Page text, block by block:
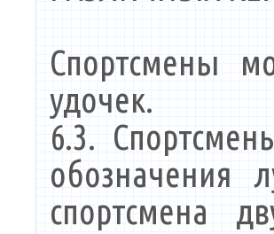
Спортсмены
удочек.
6.3.
обозначения
спортсмена